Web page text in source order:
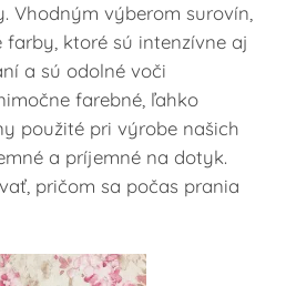
Vhodným výberom surovín,
farby, ktoré sú intenzívne aj
a sú odolné voči
farebné, ľahko
použité pri výrobe našich
a príjemné na dotyk.
pričom sa počas prania